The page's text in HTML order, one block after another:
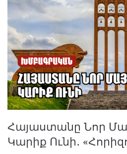
Հայաստանը Նոր
Կարիք Ունի․